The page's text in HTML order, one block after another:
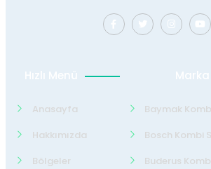
Hızlı Menü
Anasayfa
Hakkımızda
Bölgeler
Marka
Baymak
Bosch Kombi
Buderus